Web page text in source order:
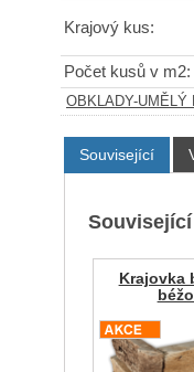
Krajový kus:
Počet kusů v m2:
OBKLADY-UMĚLÝ
Související
Krajovka